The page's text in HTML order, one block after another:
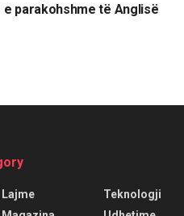
e parakohshme të Anglisë
Lajme
Teknologji